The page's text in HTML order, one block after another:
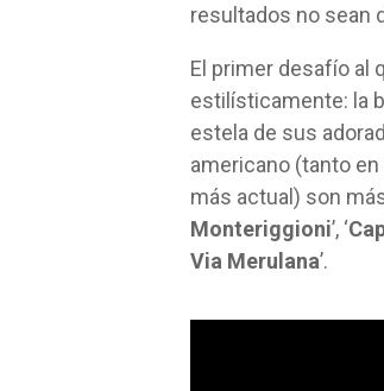
resultados no sean
El primer desafío al
estilísticamente: la
estela de sus
americano (tanto
más actual) son
Monteriggioni’, ‘
Via Merulana’.